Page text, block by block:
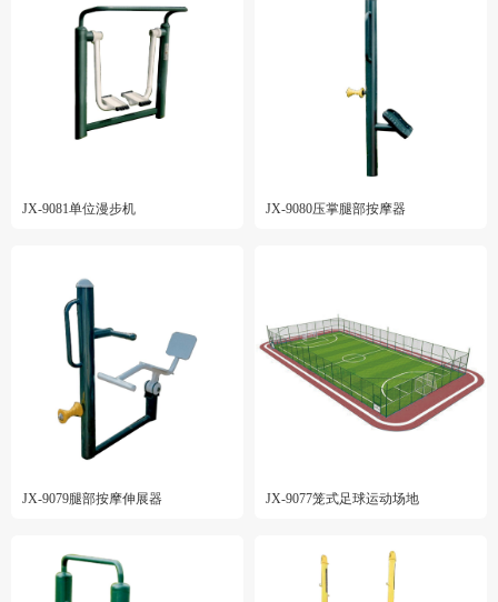
JX-9081单位漫步机 JX-9080压掌腿部按摩器
JX-9079腿部按摩伸展器 JX-9077笼式足球运动场地